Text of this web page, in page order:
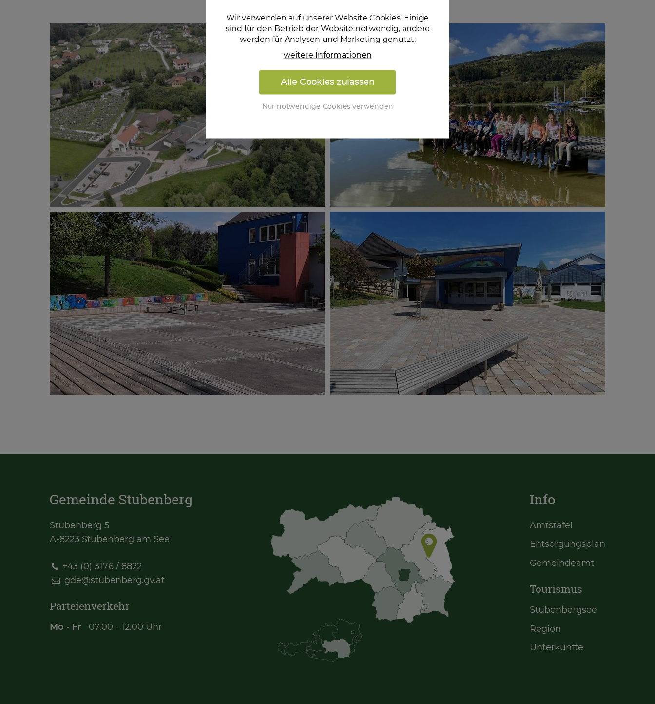
Gemeinde Stubenberg
Stubenberg 5
A-8223 Stubenberg am See
+43 (0) 3176 / 8822
gde@stubenberg.gv.at
Parteienverkehr
Mo - Fr 07.00 - 12.00 Uhr
Info
Amtstafel
Entsorgungsplan
Gemeindeamt
Tourismus
Stubenbergsee
Region
Unterkünfte
Wir verwenden auf unserer Website Cookies. Einige
sind für den Betrieb der Website notwendig, andere
werden für Analysen und Marketing genutzt.
weitere Informationen
Alle Cookies zulassen
Nur notwendige Cookies verwenden